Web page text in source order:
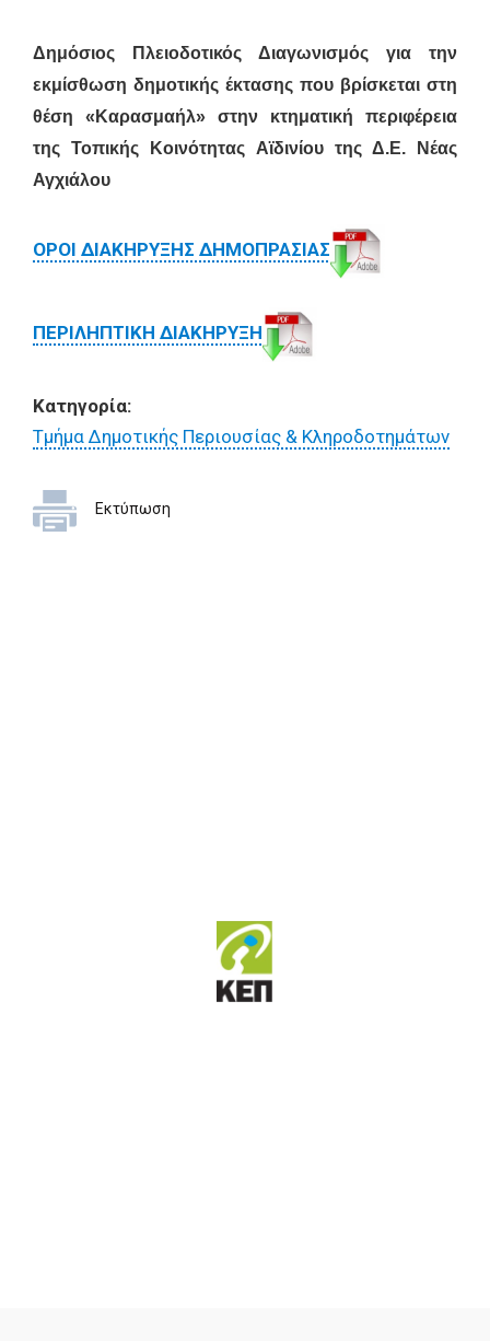
Δημόσιος Πλειοδοτικός Διαγωνισμός για την
εκμίσθωση δημοτικής έκτασης που βρίσκεται στη
θέση «Καρασμαήλ» στην κτηματική περιφέρεια
της Τοπικής Κοινότητας Αϊδινίου της Δ.Ε. Νέας
Αγχιάλου
ΟΡΟΙ ΔΙΑΚΗΡΥΞΗΣ ΔΗΜΟΠΡΑΣΙΑΣ
ΠΕΡΙΛΗΠΤΙΚΗ ΔΙΑΚΗΡΥΞΗ
Κατηγορία:
Τμήμα Δημοτικής Περιουσίας & Κληροδοτημάτων
Εκτύπωση